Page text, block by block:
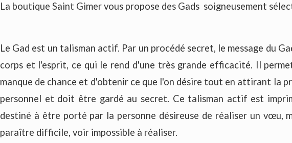
La boutique Saint Gimer vous propose des Gads soigneusement
Le Gad est un talisman actif. Par un procédé secret, le message du
corps et l'esprit, ce qui le rend d'une très grande efficacité. Il
manque de chance et d'obtenir ce que l'on désire tout en attirant la
personnel et doit être gardé au secret. Ce talisman actif est
destiné à être porté par la personne désireuse de réaliser un vœu,
paraître difficile, voir impossible à réaliser.